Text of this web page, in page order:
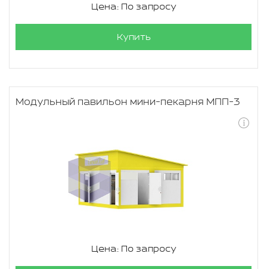
Цена: По запросу
Купить
Модульный павильон мини-пекарня МПП-3
Цена: По запросу